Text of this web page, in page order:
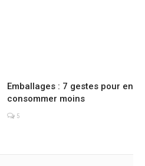
Emballages : 7 gestes pour en
consommer moins
5